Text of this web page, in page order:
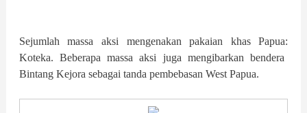
Sejumlah massa aksi mengenakan pakaian khas Papua:
Koteka. Beberapa massa aksi juga mengibarkan bendera
Bintang Kejora sebagai tanda pembebasan West Papua.